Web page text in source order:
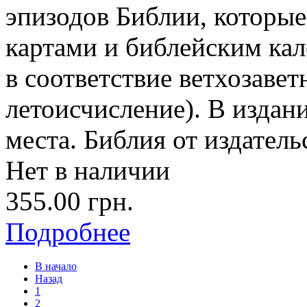
эпизодов Библии,
картами и библейским
в соответствие
летоисчисление). В
места. Библия от
Нет в наличии
355.00 грн.
Подробнее
В начало
Назад
1
2